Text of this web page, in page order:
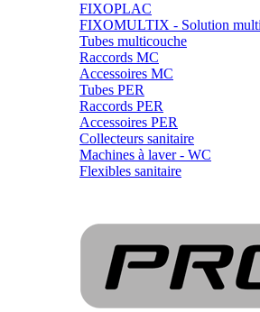
FIXOPLAC
FIXOMULTIX - Solution
Tubes multicouche
Raccords MC
Accessoires MC
Tubes PER
Raccords PER
Accessoires PER
Collecteurs sanitaire
Machines à laver - WC
Flexibles sanitaire